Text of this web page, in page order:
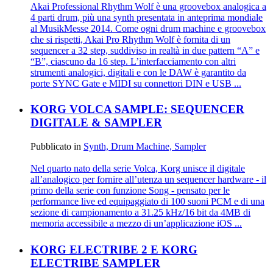
Akai Professional Rhythm Wolf è una groovebox analogica a
4 parti drum, più una synth presentata in anteprima mondiale
al MusikMesse 2014. Come ogni drum machine e groovebox
che si rispetti, Akai Pro Rhythm Wolf è fornita di un
sequencer a 32 step, suddiviso in realtà in due pattern “A” e
“B”, ciascuno da 16 step. L’interfacciamento con altri
strumenti analogici, digitali e con le DAW è garantito da
porte SYNC Gate e MIDI su connettori DIN e USB ...
KORG VOLCA SAMPLE: SEQUENCER
DIGITALE & SAMPLER
Pubblicato in Synth, Drum Machine, Sampler
Nel quarto nato della serie Volca, Korg unisce il digitale
all’analogico per fornire all’utenza un sequencer hardware - il
primo della serie con funzione Song - pensato per le
performance live ed equipaggiato di 100 suoni PCM e di una
sezione di campionamento a 31.25 kHz/16 bit da 4MB di
memoria accessibile a mezzo di un’applicazione iOS ...
KORG ELECTRIBE 2 E KORG
ELECTRIBE SAMPLER